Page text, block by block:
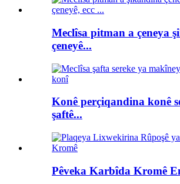
Meclîsa pitman a çeneya
çeneyê...
Konê perçiqandina konê
şaftê...
Pêveka Karbîda Kromê